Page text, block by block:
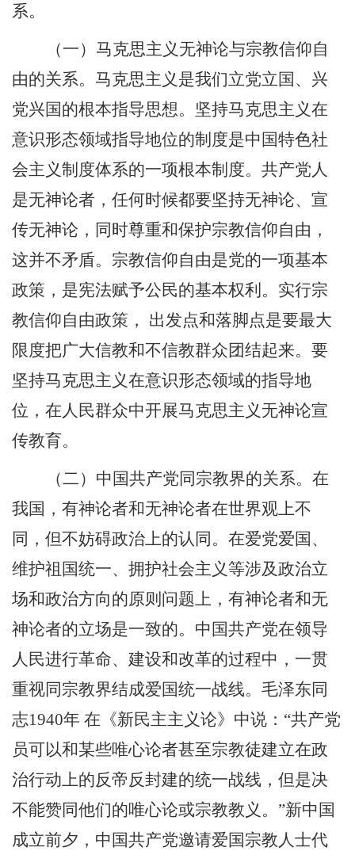
系。
（一）马克思主义无神论与宗教信仰自
由的关系。马克思主义是我们立党立国、兴
党兴国的根本指导思想。坚持马克思主义在
意识形态领域指导地位的制度是中国特色社
会主义制度体系的一项根本制度。共产党人
是无神论者，任何时候都要坚持无神论、宣
传无神论，同时尊重和保护宗教信仰自由，
这并不矛盾。宗教信仰自由是党的一项基本
政策，是宪法赋予公民的基本权利。实行宗
教信仰自由政策， 出发点和落脚点是要最大
限度把广大信教和不信教群众团结起来。要
坚持马克思主义在意识形态领域的指导地
位，在人民群众中开展马克思主义无神论宣
传教育。
（二）中国共产党同宗教界的关系。在
我国，有神论者和无神论者在世界观上不
同，但不妨碍政治上的认同。在爱党爱国、
维护祖国统一、拥护社会主义等涉及政治立
场和政治方向的原则问题上，有神论者和无
神论者的立场是一致的。中国共产党在领导
人民进行革命、建设和改革的过程中，一贯
重视同宗教界结成爱国统一战线。毛泽东同
志1940年 在《新民主主义论》中说：“共产党
员可以和某些唯心论者甚至宗教徒建立在政
治行动上的反帝反封建的统一战线，但是决
不能赞同他们的唯心论或宗教教义。”新中国
成立前夕，中国共产党邀请爱国宗教人士代